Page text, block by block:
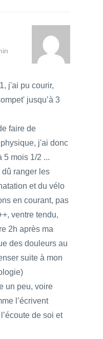
j'ai pu courir,
jusqu’à 3
faire de
j'ai donc
5 mois 1/2 ...
ranger les
et du vélo
en courant, pas
ventre tendu,
2h après ma
des douleurs au
suite à mon
un peu, voire
l’écrivent
de soi et